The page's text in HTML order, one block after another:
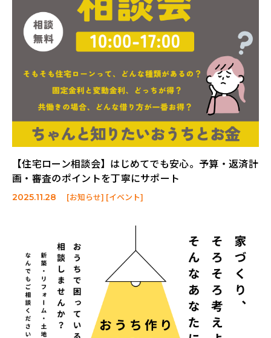
【住宅ローン相談会】はじめてでも安心。予算・返済計
画・審査のポイントを丁寧にサポート
2025.11.28 [お知らせ] [イベント]